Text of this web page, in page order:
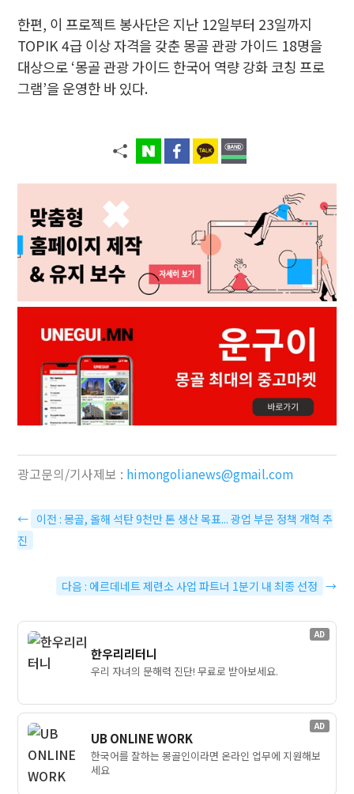
한편, 이 프로젝트 봉사단은 지난 12일부터 23일까지
TOPIK 4급 이상 자격을 갖춘 몽골 관광 가이드 18명을
대상으로 ‘몽골 관광 가이드 한국어 역량 강화 코칭 프로
그램’을 운영한 바 있다.
광고문의/기사제보 : himongolianews@gmail.com
← 이전 : 몽골, 올해 석탄 9천만 톤 생산 목표... 광업 부문 정책 개혁 추
진
다음 : 에르데네트 제련소 사업 파트너 1분기 내 최종 선정 →
AD
한우리리터니
우리 자녀의 문해력 진단! 무료로 받아보세요.
AD
UB ONLINE WORK
한국어를 잘하는 몽골인이라면 온라인 업무에 지원해보
세요